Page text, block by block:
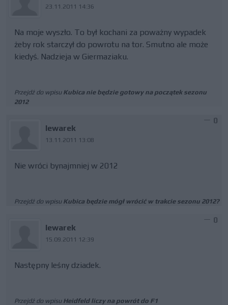
23.11.2011 14:36
Na moje wyszło. To był kochani za poważny wypadek
żeby rok starczył do powrotu na tor. Smutno ale może
kiedyś. Nadzieja w Giermaziaku.
Przejdź do wpisu Kubica nie będzie gotowy na początek sezonu
2012
lewarek
13.11.2011 13:08
0
Nie wróci bynajmniej w 2012
Przejdź do wpisu Kubica będzie mógł wrócić w trakcie sezonu 2012?
lewarek
15.09.2011 12:39
0
Następny leśny dziadek.
Przejdź do wpisu Heidfeld liczy na powrót do F1